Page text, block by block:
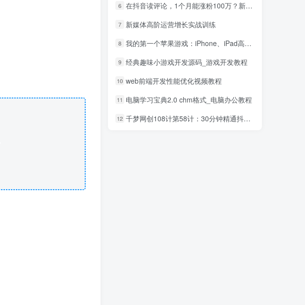
6 在抖音读评论，1个月能涨粉100万？新的财富密码
7 新媒体高阶运营增长实战训练
8 我的第一个苹果游戏：iPhone、iPad高端3D游戏从创意到App Store全程实录_游戏开发教程
9 经典趣味小游戏开发源码_游戏开发教程
10 web前端开发性能优化视频教程
11 电脑学习宝典2.0 chm格式_电脑办公教程
12 千梦网创108计第58计：30分钟精通抖音60帧超清3D技术